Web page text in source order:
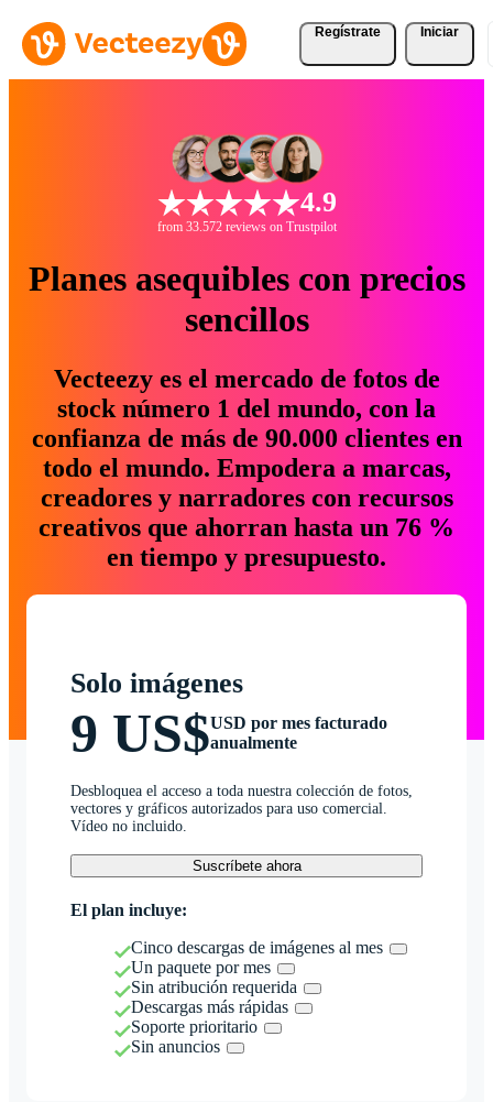
Regístrate Iniciar
4.9
from 33.572 reviews on Trustpilot
Planes asequibles con precios
sencillos
Vecteezy es el mercado de fotos de
stock número 1 del mundo, con la
confianza de más de 90.000 clientes en
todo el mundo. Empodera a marcas,
creadores y narradores con recursos
creativos que ahorran hasta un 76 %
en tiempo y presupuesto.
Solo imágenes
9 US$USD por mes facturado
anualmente
Desbloquea el acceso a toda nuestra colección de fotos,
vectores y gráficos autorizados para uso comercial.
Vídeo no incluido.
Suscríbete ahora
El plan incluye:
Cinco descargas de imágenes al mes
Un paquete por mes
Sin atribución requerida
Descargas más rápidas
Soporte prioritario
Sin anuncios